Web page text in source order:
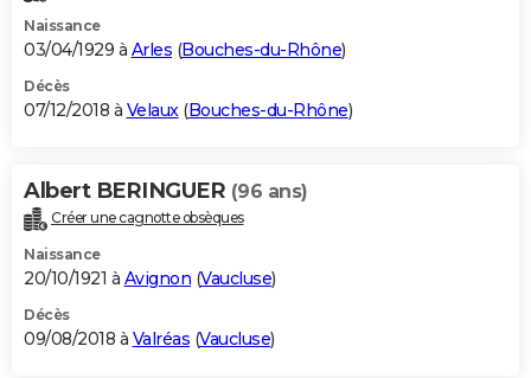
Naissance
03/04/1929 à Arles (Bouches-du-Rhône)
Décès
07/12/2018 à Velaux(Bouches-du-Rhône)
Albert BERINGUER (96 ans)
Créer une cagnotte obsèques
Naissance
20/10/1921 à Avignon (Vaucluse)
Décès
09/08/2018 à Valréas (Vaucluse)